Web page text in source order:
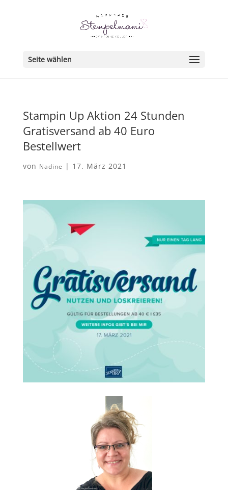
Seite wählen
Stampin Up Aktion 24 Stunden
Gratisversand ab 40 Euro
Bestellwert
von Nadine | 17. März 2021